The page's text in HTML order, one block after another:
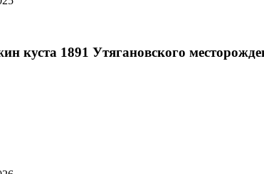
куста 1891 Утягановского